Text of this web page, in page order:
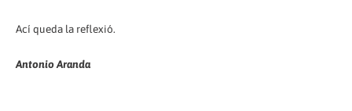
Ací queda la reflexió.
Antonio Aranda